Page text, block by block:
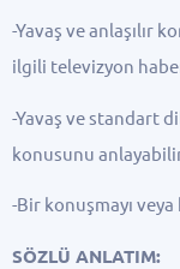
-Yavaş ve anlaşılır
ilgili televizyon
-Yavaş ve standart
konusunu
-Bir konuşmayı
SÖZLÜ ANLATIM: